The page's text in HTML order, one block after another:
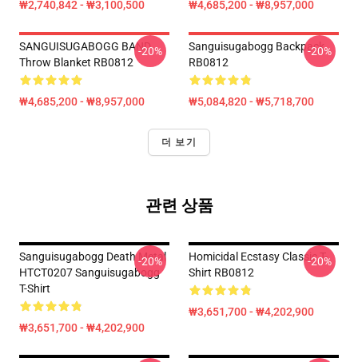
₩2,740,842 - ₩3,100,500 ₩4,685,200 - ₩8,957,000
SANGUISUGABOGG BAND
Throw Blanket RB0812
₩4,685,200 - ₩8,957,000
-20%
Sanguisugabogg Backpack
RB0812
₩5,084,820 - ₩5,718,700
-20%
더 보기
관련 상품
Sanguisugabogg Death Metal
HTCT0207 Sanguisugabogg
T-Shirt
₩3,651,700 - ₩4,202,900
-20%
Homicidal Ecstasy Classic T-
Shirt RB0812
₩3,651,700 - ₩4,202,900
-20%